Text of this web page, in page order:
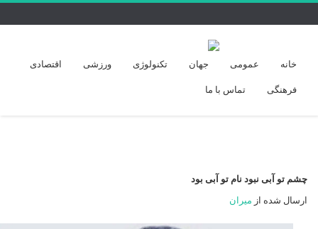
خانه عمومی جهان تکنولوژی ورزشی اقتصادی
فرهنگی تماس با ما
چشم تو آبی نبود نام تو آبی بود
ارسال شده از میران